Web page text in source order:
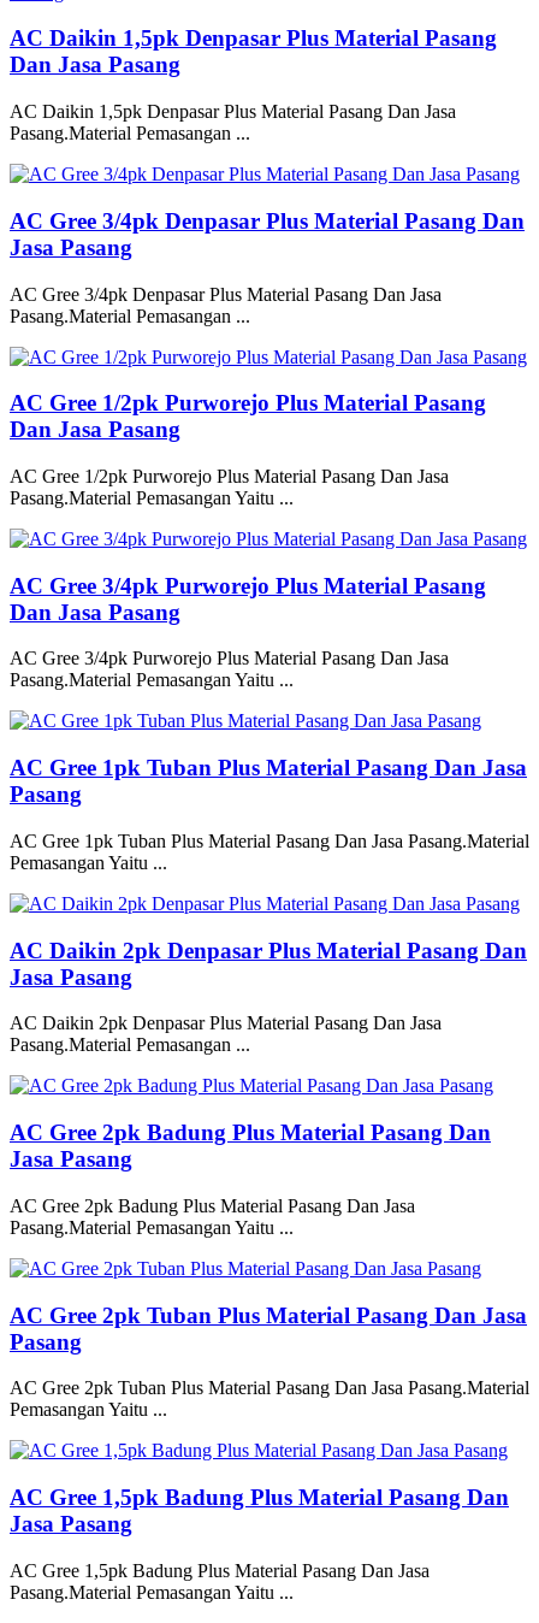
AC Daikin 1,5pk Denpasar Plus Material Pasang
Dan Jasa Pasang
AC Daikin 1,5pk Denpasar Plus Material Pasang Dan Jasa
Pasang.Material Pemasangan ...
AC Gree 3/4pk Denpasar Plus Material Pasang Dan
Jasa Pasang
AC Gree 3/4pk Denpasar Plus Material Pasang Dan Jasa
Pasang.Material Pemasangan ...
AC Gree 1/2pk Purworejo Plus Material Pasang
Dan Jasa Pasang
AC Gree 1/2pk Purworejo Plus Material Pasang Dan Jasa
Pasang.Material Pemasangan Yaitu ...
AC Gree 3/4pk Purworejo Plus Material Pasang
Dan Jasa Pasang
AC Gree 3/4pk Purworejo Plus Material Pasang Dan Jasa
Pasang.Material Pemasangan Yaitu ...
AC Gree 1pk Tuban Plus Material Pasang Dan Jasa
Pasang
AC Gree 1pk Tuban Plus Material Pasang Dan Jasa Pasang.Material
Pemasangan Yaitu ...
AC Daikin 2pk Denpasar Plus Material Pasang Dan
Jasa Pasang
AC Daikin 2pk Denpasar Plus Material Pasang Dan Jasa
Pasang.Material Pemasangan ...
AC Gree 2pk Badung Plus Material Pasang Dan
Jasa Pasang
AC Gree 2pk Badung Plus Material Pasang Dan Jasa
Pasang.Material Pemasangan Yaitu ...
AC Gree 2pk Tuban Plus Material Pasang Dan Jasa
Pasang
AC Gree 2pk Tuban Plus Material Pasang Dan Jasa Pasang.Material
Pemasangan Yaitu ...
AC Gree 1,5pk Badung Plus Material Pasang Dan
Jasa Pasang
AC Gree 1,5pk Badung Plus Material Pasang Dan Jasa
Pasang.Material Pemasangan Yaitu ...